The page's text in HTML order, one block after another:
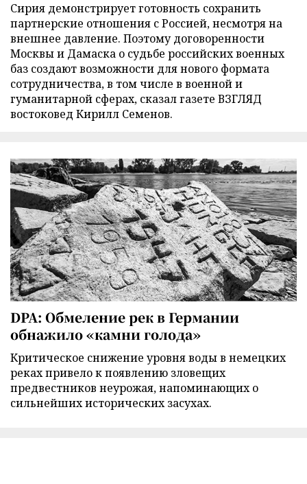
Сирия демонстрирует готовность сохранить
партнерские отношения с Россией, несмотря на
внешнее давление. Поэтому договоренности
Москвы и Дамаска о судьбе российских военных
баз создают возможности для нового формата
сотрудничества, в том числе в военной и
гуманитарной сферах, сказал газете ВЗГЛЯД
востоковед Кирилл Семенов.
DPA: Обмеление рек в Германии
обнажило «камни голода»
Критическое снижение уровня воды в немецких
реках привело к появлению зловещих
предвестников неурожая, напоминающих о
сильнейших исторических засухах.